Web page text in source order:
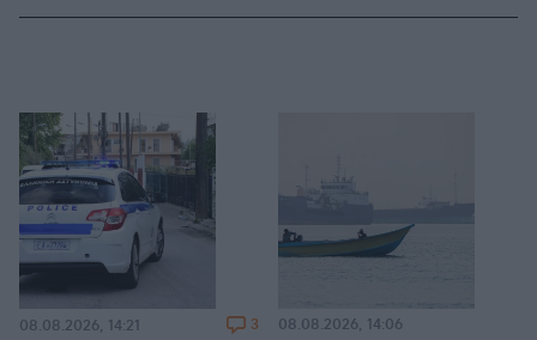
08.08.2026, 14:21 3 08.08.2026, 14:06